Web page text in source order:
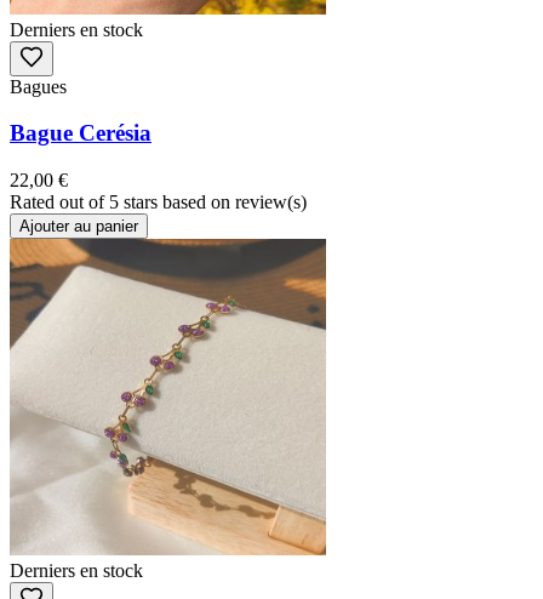
Derniers en stock
Bagues
Bague Cerésia
22,00 €
Rated out of 5 stars based on review(s)
Ajouter au panier
Derniers en stock